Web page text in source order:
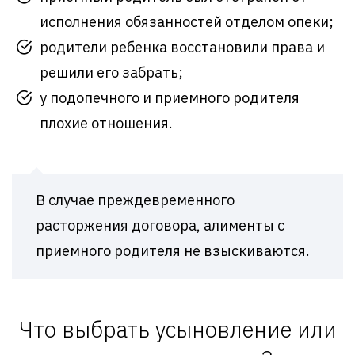
исполнения обязанностей отделом опеки;
родители ребенка восстановили права и
решили его забрать;
у подопечного и приемного родителя
плохие отношения.
В случае преждевременного
расторжения договора, алименты с
приемного родителя не взыскиваются.
Что выбрать усыновление или